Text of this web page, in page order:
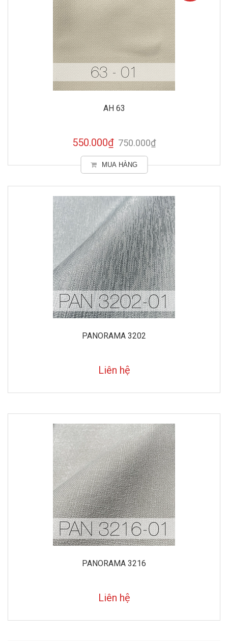
AH 63
550.000₫ 750.000₫
MUA HÀNG
PANORAMA 3202
Liên hệ
PANORAMA 3216
Liên hệ